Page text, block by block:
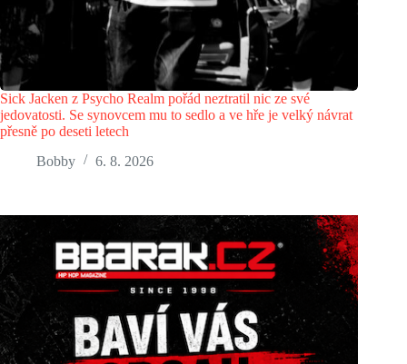
Sick Jacken z Psycho Realm pořád neztratil nic ze své
jedovatosti. Se synovcem mu to sedlo a ve hře je velký návrat
přesně po deseti letech
Bobby
6. 8. 2026